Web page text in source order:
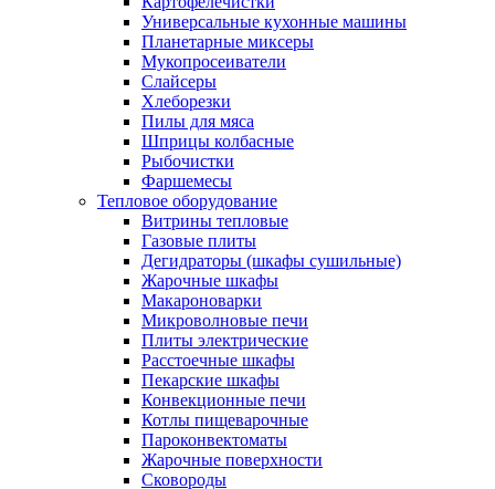
Универсальные кухонные машины
Планетарные миксеры
Мукопросеиватели
Слайсеры
Хлеборезки
Пилы для мяса
Шприцы колбасные
Рыбочистки
Фаршемесы
Тепловое оборудование
Витрины тепловые
Газовые плиты
Дегидраторы (шкафы сушильные)
Жарочные шкафы
Макароноварки
Микроволновые печи
Плиты электрические
Расстоечные шкафы
Пекарские шкафы
Конвекционные печи
Котлы пищеварочные
Пароконвектоматы
Жарочные поверхности
Сковороды